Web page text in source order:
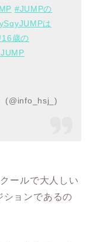
#JUMPの
は
歳の
(@info_hsj_)
ールで大人しい
ションであるの